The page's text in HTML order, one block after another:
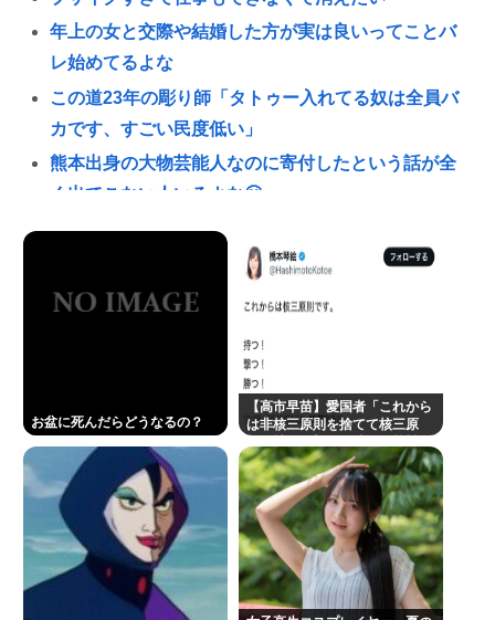
年上の女と交際や結婚した方が実は良いってことバ
レ始めてるよな
この道23年の彫り師「タトゥー入れてる奴は全員バ
カです、すごい民度低い」
熊本出身の大物芸能人なのに寄付したという話が全
く出てこない人いるよな🙄
【緊急】少子化の原因、判明するwww
誰でもできる仕事してるやつって死にたくならん
の？
万程度で買える.コスパ最強車がここにあるのに
林家パー子、認知症が進行「一人で外出られない」
難聴で夫・ペーと「筆談」…自宅全焼から約1年
有田哲平、高田馬場は「嫌いな街ですね」「早稲田
大学がございます、僕は落ちましたので」
1浪して法政に入った女さん、ワカッテTVのせいでジ
サツする
許せない不祥事タレントランキングが発表される 俺
お盆に死んだらどうなるの？
【高市早苗】愛国者「これから
は非核三原則を捨てて核三原
には慣れている、試してみる
か？」